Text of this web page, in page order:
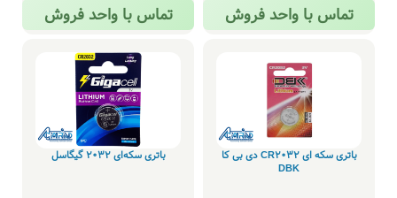
تماس با واحد فروش تماس با واحد فروش
باتری سکه ای CR2032 دی بی کا
DBK
باتری سکه‌ای 2032 گیگاسل